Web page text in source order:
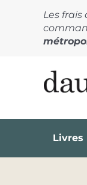
Les frais
Livres